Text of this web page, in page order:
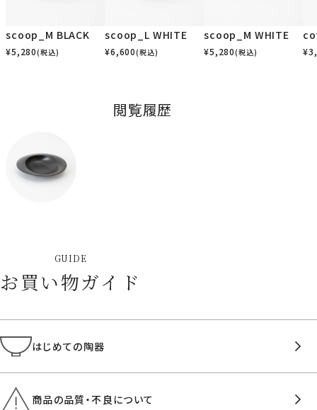
scoop_M BLACK
¥5,280(税込)
scoop_L WHITE
¥6,600(税込)
scoop_M WHITE
¥5,280(税込) ¥
閲覧履歴
GUIDE
お買い物ガイド
はじめての陶器
商品の品質・不良について